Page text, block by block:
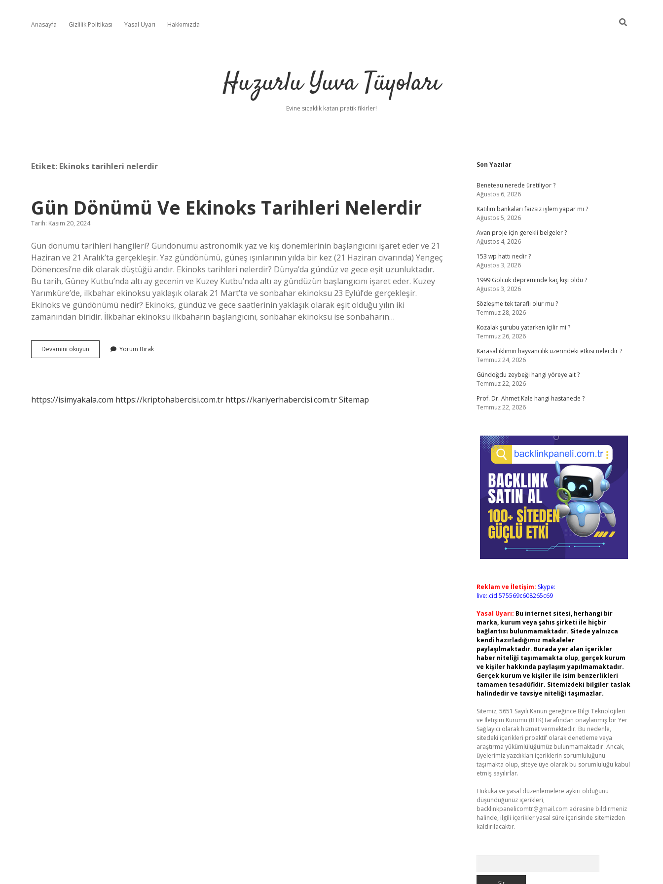
Anasayfa Gizlilik Politikası Yasal Uyarı Hakkımızda
Huzurlu Yuva Tüyoları
Evine sıcaklık katan pratik fikirler!
Etiket: Ekinoks tarihleri nelerdir
Gün Dönümü Ve Ekinoks Tarihleri Nelerdir
Tarih: Kasım 20, 2024
Gün dönümü tarihleri hangileri? Gündönümü astronomik yaz ve kış dönemlerinin başlangıcını işaret eder ve 21
Haziran ve 21 Aralık’ta gerçekleşir. Yaz gündönümü, güneş ışınlarının yılda bir kez (21 Haziran civarında) Yengeç
Dönencesi’ne dik olarak düştüğü andır. Ekinoks tarihleri nelerdir? Dünya’da gündüz ve gece eşit uzunluktadır.
Bu tarih, Güney Kutbu’nda altı ay gecenin ve Kuzey Kutbu’nda altı ay gündüzün başlangıcını işaret eder. Kuzey
Yarımküre’de, ilkbahar ekinoksu yaklaşık olarak 21 Mart’ta ve sonbahar ekinoksu 23 Eylül’de gerçekleşir.
Ekinoks ve gündönümü nedir? Ekinoks, gündüz ve gece saatlerinin yaklaşık olarak eşit olduğu yılın iki
zamanından biridir. İlkbahar ekinoksu ilkbaharın başlangıcını, sonbahar ekinoksu ise sonbaharın…
Devamını okuyun
Dönümü
Yorum Bırak
https://isimyakala.com https://kriptohabercisi.com.tr https://kariyerhabercisi.com.trSitemap
Sidebar
Son Yazılar
Beneteau nerede üretiliyor ?
Ağustos 6, 2026
Katılım bankaları faizsiz işlem yapar mı ?
Ağustos 5, 2026
Avan proje için gerekli belgeler ?
Ağustos 4, 2026
153 wp hattı nedir ?
Ağustos 3, 2026
1999 Gölcük depreminde kaç kişi öldü ?
Ağustos 3, 2026
Sözleşme tek taraflı olur mu ?
Temmuz 28, 2026
Kozalak şurubu yatarken içilir mi ?
Temmuz 26, 2026
Karasal iklimin hayvancılık üzerindeki etkisi nelerdir ?
Temmuz 24, 2026
Gündoğdu zeybeği hangi yöreye ait ?
Temmuz 22, 2026
Prof. Dr. Ahmet Kale hangi hastanede ?
Temmuz 22, 2026
Reklam ve İletişim: Skype:
live:.cid.575569c608265c69
Yasal Uyarı: Bu internet sitesi, herhangi bir
marka, kurum veya şahıs şirketi ile hiçbir
bağlantısı bulunmamaktadır. Sitede yalnızca
kendi hazırladığımız makaleler
paylaşılmaktadır. Burada yer alan içerikler
haber niteliği taşımamakta olup, gerçek kurum
ve kişiler hakkında paylaşım yapılmamaktadır.
Gerçek kurum ve kişiler ile isim benzerlikleri
tamamen tesadüfidir. Sitemizdeki bilgiler taslak
halindedir ve tavsiye niteliği taşımazlar.
Sitemiz, 5651 Sayılı Kanun gereğince Bilgi Teknolojileri
ve İletişim Kurumu (BTK) tarafından onaylanmış bir Yer
Sağlayıcı olarak hizmet vermektedir. Bu nedenle,
sitedeki içerikleri proaktif olarak denetleme veya
araştırma yükümlülüğümüz bulunmamaktadır. Ancak,
üyelerimiz yazdıkları içeriklerin sorumluluğunu
taşımakta olup, siteye üye olarak bu sorumluluğu kabul
etmiş sayılırlar.
Hukuka ve yasal düzenlemelere aykırı olduğunu
düşündüğünüz içerikleri,
backlinkpanelicomtr@gmail.com adresine bildirmeniz
halinde, ilgili içerikler yasal süre içerisinde sitemizden
kaldırılacaktır.